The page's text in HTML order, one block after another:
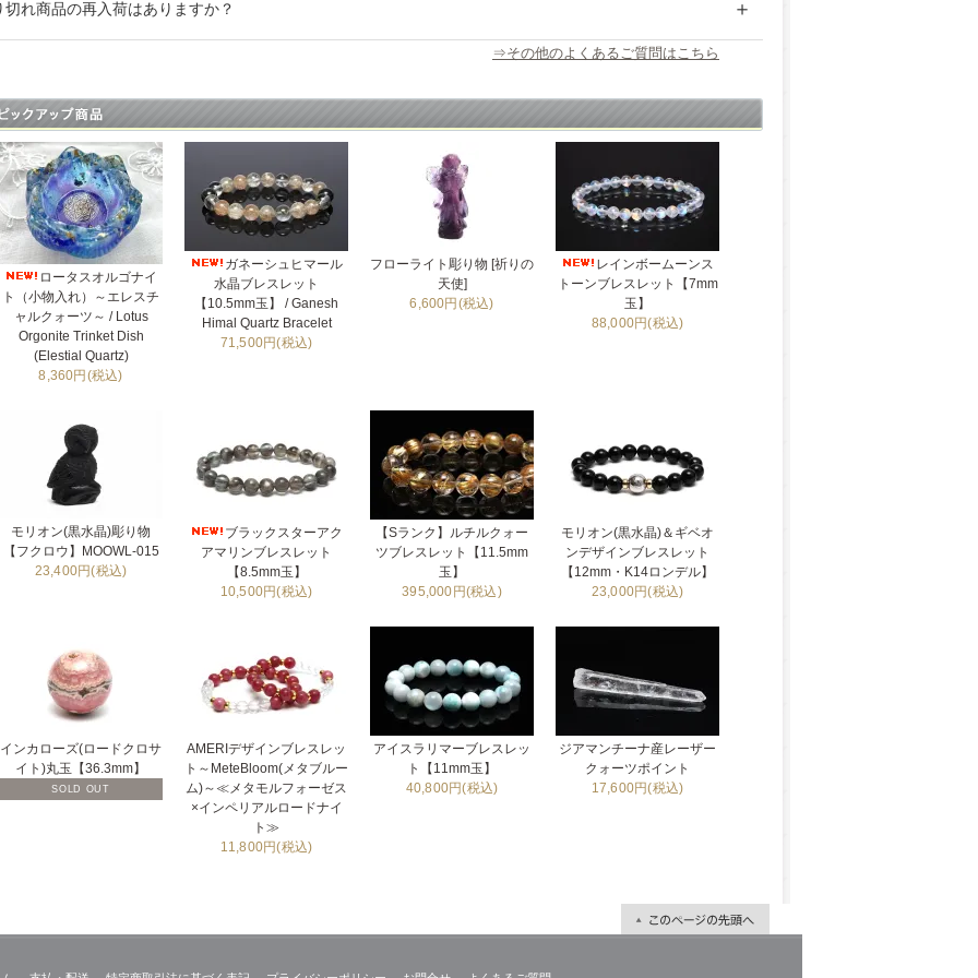
切れ商品の再入荷はありますか？
⇒その他のよくあるご質問はこちら
ロータスオルゴナイ
ト（小物入れ）～エレスチ
ャルクォーツ～ / Lotus
Orgonite Trinket Dish
(Elestial Quartz)
8,360円(税込)
ガネーシュヒマール
水晶ブレスレット
【10.5mm玉】 / Ganesh
Himal Quartz Bracelet
71,500円(税込)
フローライト彫り物 [祈りの
天使]
6,600円(税込)
レインボームーンス
トーンブレスレット【7mm
玉】
88,000円(税込)
モリオン(黒水晶)彫り物
【フクロウ】MOOWL-015
23,400円(税込)
ブラックスターアク
アマリンブレスレット
【8.5mm玉】
10,500円(税込)
【Sランク】ルチルクォー
ツブレスレット【11.5mm
玉】
395,000円(税込)
モリオン(黒水晶)＆ギベオ
ンデザインブレスレット
【12mm・K14ロンデル】
23,000円(税込)
インカローズ(ロードクロサ
イト)丸玉【36.3mm】
SOLD OUT
AMERIデザインブレスレッ
ト～MeteBloom(メタブルー
ム)～≪メタモルフォーゼス
×インペリアルロードナイ
ト≫
11,800円(税込)
アイスラリマーブレスレッ
ト【11mm玉】
40,800円(税込)
ジアマンチーナ産レーザー
クォーツポイント
17,600円(税込)